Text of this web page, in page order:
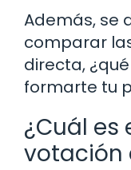
Además, se
comparar
directa,
formarte tu
¿Cuál es
votación